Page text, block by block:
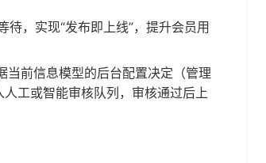
，实现“发布即上线”，提升会员用
前信息模型的后台配置决定（管理
工或智能审核队列，审核通过后上